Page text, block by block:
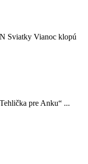
Sviatky Vianoc klopú
pre Anku“ ...